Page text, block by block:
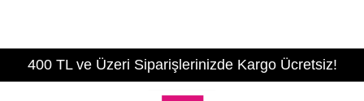
400 TL ve Üzeri Siparişlerinizde Kargo Ücretsiz!